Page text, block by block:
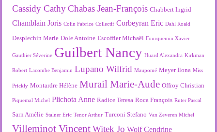
Cassidy Cathy Chabas Jean-François Chabbert Ingrid
Chamblain Joris Colin Fabrice Collectif Corbeyran Eric Dahl Roald
Desplechin Marie Dole Antoine Escoffier Michaël Fourquemin Xavier
Gauthier Séverine Guilbert Nancy Huard Alexandra Kirkman
Robert Lacombe Benjamin Lupano Wilfrid Maupomé Meyer Ilona Miss
Prickly Montardre Hélène Murail Marie-Aude Offroy Christian
Piquemal Michel Plichota Anne Radice Teresa Roca François Ruter Pascal
Sarn Amélie Stalner Eric Tenor Arthur Turconi Stefano Van Zeveren Michel
Villeminot Vincent Witek Jo Wolf Cendrine